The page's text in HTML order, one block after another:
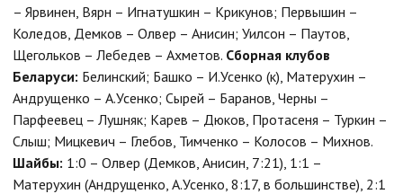
– Ярвинен, Вярн – Игнатушкин – Крикунов; Первышин –
Коледов, Демков – Олвер – Анисин; Уилсон – Паутов,
Щегольков – Лебедев – Ахметов. Сборная клубов
Беларуси: Белинский; Башко – И.Усенко (к), Матерухин –
Андрущенко – А.Усенко; Сырей – Баранов, Черны –
Парфеевец – Лушняк; Карев – Дюков, Протасеня – Туркин –
Слыш; Мицкевич – Глебов, Тимченко – Колосов – Михнов.
Шайбы: 1:0 – Олвер (Демков, Анисин, 7:21), 1:1 –
Матерухин (Андрущенко, А.Усенко, 8:17, в большинстве), 2:1